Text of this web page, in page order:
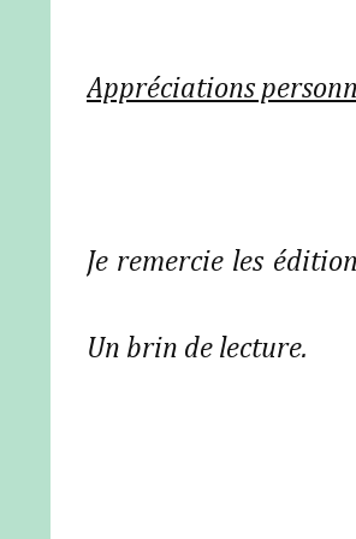
Appréciations
Je remercie les
Un brin de lecture.